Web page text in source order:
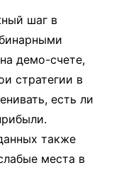
шаг в
демо-счете,
стратегии в
есть ли
также
места в